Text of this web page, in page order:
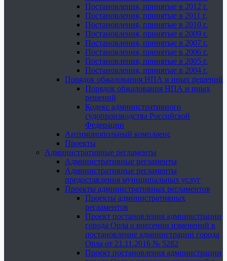
Постановления, принятые в 2012 г.
Постановления, принятые в 2011 г.
Постановления, принятые в 2010 г.
Постановления, принятые в 2009 г.
Постановления, принятые в 2007 г.
Постановления, принятые в 2006 г.
Постановления, принятые в 2005 г.
Постановления, принятые в 2004 г.
Порядок обжалования НПА и иных решений
Порядок обжалования НПА и иных
решений
Кодекс административного
судопроизводства Российской
Федерации
Антимонопольный комплаенс
Проекты
Административные регламенты
Административные регламенты
Административные регламенты
предоставления муниципальных услуг
Проекты административных регламентов
Проекты административных
регламентов
Проект постановления администрации
города Орла о внесении изменений в
постановление администрации города
Орла от 21.11.2016 № 5282
Проект постановления администрации